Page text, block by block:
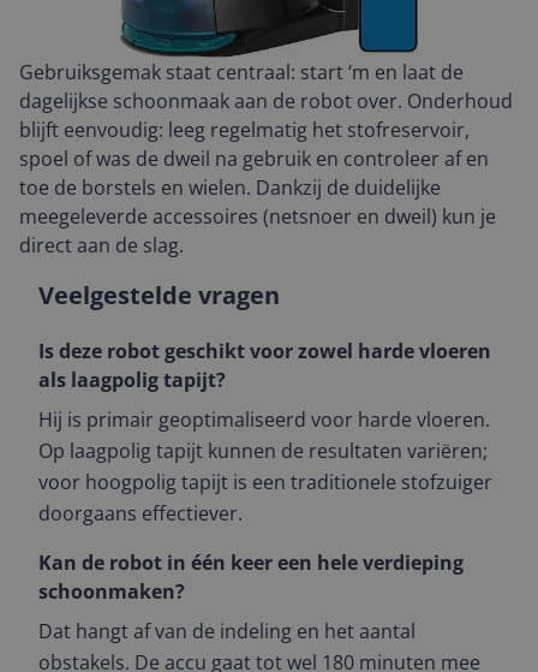
Gebruiksgemak staat centraal: start ‘m en laat de
dagelijkse schoonmaak aan de robot over. Onderhoud
blijft eenvoudig: leeg regelmatig het stofreservoir,
spoel of was de dweil na gebruik en controleer af en
toe de borstels en wielen. Dankzij de duidelijke
meegeleverde accessoires (netsnoer en dweil) kun je
direct aan de slag.
Veelgestelde vragen
Is deze robot geschikt voor zowel harde vloeren
als laagpolig tapijt?
Hij is primair geoptimaliseerd voor harde vloeren.
Op laagpolig tapijt kunnen de resultaten variëren;
voor hoogpolig tapijt is een traditionele stofzuiger
doorgaans effectiever.
Kan de robot in één keer een hele verdieping
schoonmaken?
Dat hangt af van de indeling en het aantal
obstakels. De accu gaat tot wel 180 minuten mee